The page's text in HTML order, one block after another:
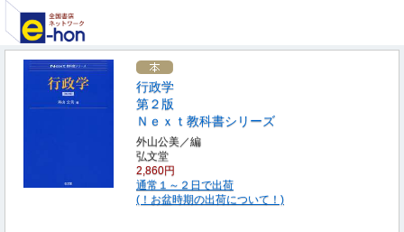
行政学
第２版
Ｎｅｘｔ教科書シリーズ
外山公美／編
弘文堂
2,860円
通常１～２日で出荷
(！お盆時期の出荷について！)